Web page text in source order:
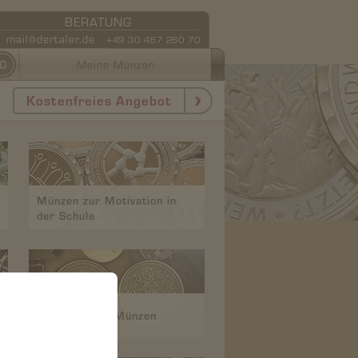
BERATUNG
mail@dertaler.de +49 30 467 260 70
0 Meine Münzen
Kostenfreies Angebot
Münzen zur Motivation in
der Schule
Escape Room Münzen